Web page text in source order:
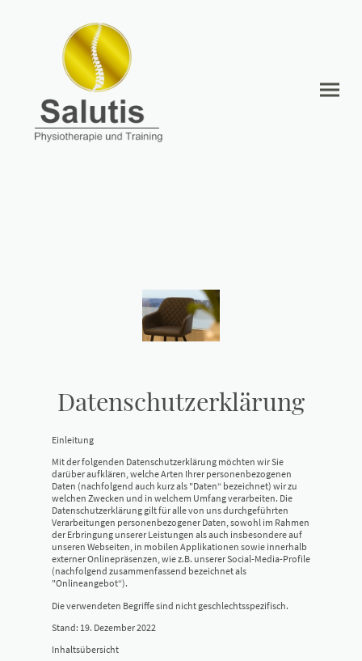
Datenschutzerklärung
Einleitung
Mit der folgenden Datenschutzerklärung möchten wir Sie
darüber aufklären, welche Arten Ihrer personenbezogenen
Daten (nachfolgend auch kurz als "Daten“ bezeichnet) wir zu
welchen Zwecken und in welchem Umfang verarbeiten. Die
Datenschutzerklärung gilt für alle von uns durchgeführten
Verarbeitungen personenbezogener Daten, sowohl im Rahmen
der Erbringung unserer Leistungen als auch insbesondere auf
unseren Webseiten, in mobilen Applikationen sowie innerhalb
externer Onlinepräsenzen, wie z.B. unserer Social-Media-Profile
(nachfolgend zusammenfassend bezeichnet als
"Onlineangebot“).
Die verwendeten Begriffe sind nicht geschlechtsspezifisch.
Stand: 19. Dezember 2022
Inhaltsübersicht